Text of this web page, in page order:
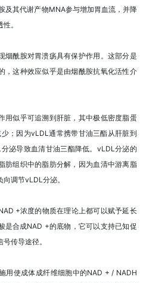
及其代谢产物MNA参与增加胃血流，并降
。
烟酰胺对胃溃疡具有保护作用。这部分是
，这种效应似乎是由烟酰胺抗氧化活性介
用似乎可追溯到肝脏，其中极低密度脂蛋
；因为vLDL通常携带甘油三酯从肝脏到
泌导致血清甘油三酯降低。vLDL分泌的
肪组织中的脂肪分解，因为血清中游离脂
调节vLDL分泌。
+浓度的物质在理论上都可以赋予延长
是合成NAD +的底物，它可以支持已知促
传导途径。
用使成体成纤维细胞中的NAD + / NADH